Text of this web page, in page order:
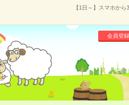
【1日～】スマホか
会員登録